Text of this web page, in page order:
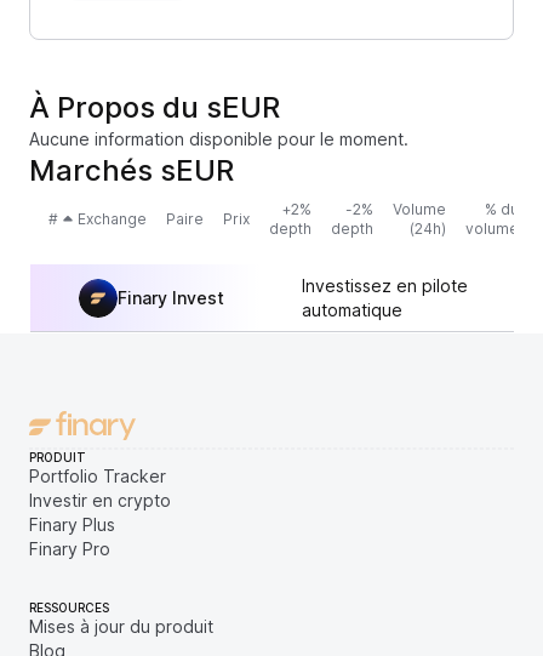
À Propos du sEUR
Aucune information disponible pour le moment.
Marchés sEUR
# Exchange Paire Prix
+2%
depth
-2%
depth
Volume
(24h)
% du
volume
Finary Invest
Investissez en pilote
automatique
PRODUIT
Portfolio Tracker
Investir en crypto
Finary Plus
Finary Pro
RESSOURCES
Mises à jour du produit
Blog